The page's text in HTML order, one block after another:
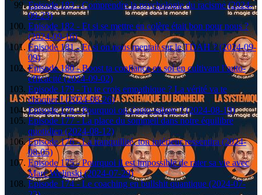
Episode 183 - Comprendre la psychologie du racisme (2024-
09-23)
Episode 182 - Et si se mettre en colère était bon pour nous ?
(2024-09-16)
Episode 181 - Et si on nous mentait sur le TDAH ? (2024-09-
09)
Episode 180 - Boost ta confiance en soi en cultivant l’auto-
efficacité (2024-09-02)
Episode 179 - Tu te crois empathique ? La vérité va te
choquer ! (2024-08-26)
Episode 178 - Pourquoi on s'auto-sabote ? (2024-08-19)
Episode 177 - La place du sommeil dans notre équilibre
quotidien (2024-08-12)
Episode 176 - La tranquillité, ton intérieur ressentira (2024-
08-05)
Episode 175 - Pourquoi il est impossible de rater sa vie avec
Marc Welinski (2024-07-29)
Episode 174 - Le coaching en bullshit quantique (2024-07-